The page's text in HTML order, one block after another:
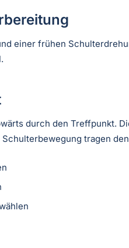
einer frühen
durch den Treffpunkt.
tragen